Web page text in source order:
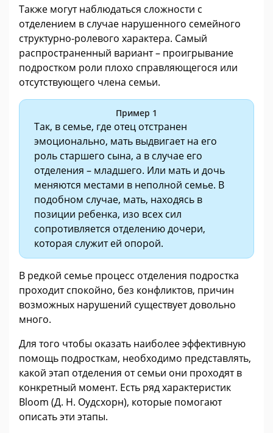
Также могут наблюдаться сложности с
отделением в случае нарушенного семейного
структурно-ролевого характера. Самый
распространенный вариант – проигрывание
подростком роли плохо справляющегося или
отсутствующего члена семьи.
Пример 1
Так, в семье, где отец отстранен
эмоционально, мать выдвигает на его
роль старшего сына, а в случае его
отделения – младшего. Или мать и дочь
меняются местами в неполной семье. В
подобном случае, мать, находясь в
позиции ребенка, изо всех сил
сопротивляется отделению дочери,
которая служит ей опорой.
В редкой семье процесс отделения подростка
проходит спокойно, без конфликтов, причин
возможных нарушений существует довольно
много.
Для того чтобы оказать наиболее эффективную
помощь подросткам, необходимо представлять,
какой этап отделения от семьи они проходят в
конкретный момент. Есть ряд характеристик
Bloom (Д. Н. Оудсхорн), которые помогают
описать эти этапы.